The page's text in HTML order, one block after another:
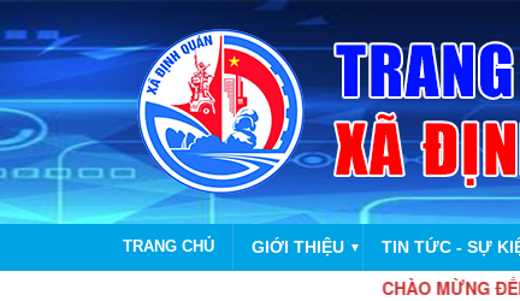
TRANG CHỦ GIỚI THIỆU ▼ TIN TỨC - SỰ
CHÀO MỪNG ĐẾN VỚI